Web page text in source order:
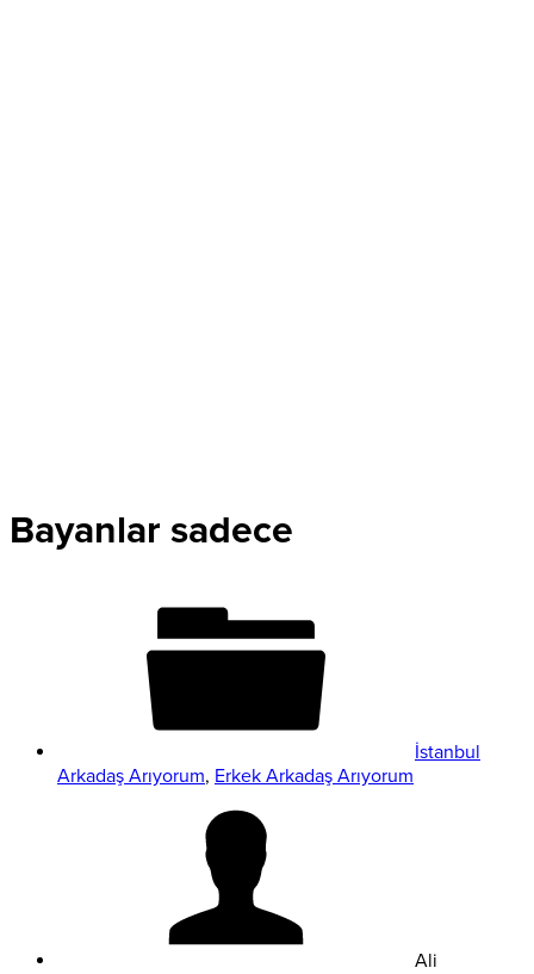
Bayanlar sadece
İstanbul
Arkadaş Arıyorum, Erkek Arkadaş Arıyorum
Ali